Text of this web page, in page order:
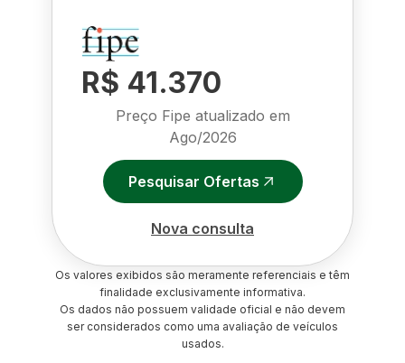
R$ 41.370
Preço Fipe atualizado em
Ago/2026
Pesquisar Ofertas
Nova consulta
Os valores exibidos são meramente referenciais e têm
finalidade exclusivamente informativa.
Os dados não possuem validade oficial e não devem
ser considerados como uma avaliação de veículos
usados.